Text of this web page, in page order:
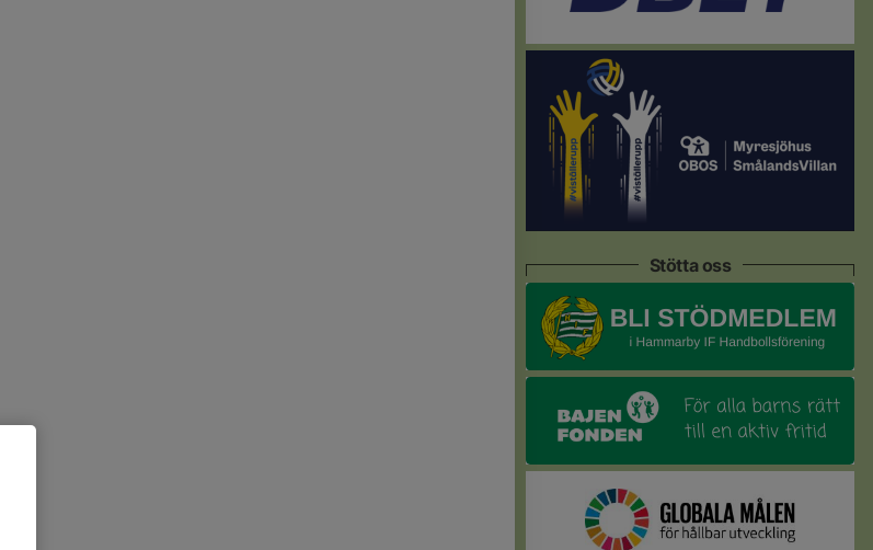
Stötta oss